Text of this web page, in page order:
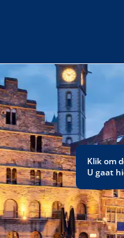
Klik om
U gaat